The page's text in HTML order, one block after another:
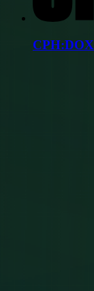
CPH:DOX